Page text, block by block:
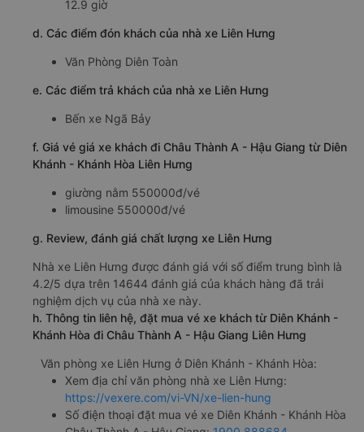
12.9 giờ
d. Các điểm đón khách của nhà xe Liên Hưng
Văn Phòng Diên Toàn
e. Các điểm trả khách của nhà xe Liên Hưng
Bến xe Ngã Bảy
f. Giá vé giá xe khách đi Châu Thành A - Hậu Giang từ Diên
Khánh - Khánh Hòa Liên Hưng
giường nằm 550000đ/vé
limousine 550000đ/vé
g. Review, đánh giá chất lượng xe Liên Hưng
Nhà xe Liên Hưng được đánh giá với số điểm trung bình là
4.2/5 dựa trên 14644 đánh giá của khách hàng đã trải
nghiệm dịch vụ của nhà xe này.
h. Thông tin liên hệ, đặt mua vé xe khách từ Diên Khánh -
Khánh Hòa đi Châu Thành A - Hậu Giang Liên Hưng
Văn phòng xe Liên Hưng ở Diên Khánh - Khánh Hòa:
Xem địa chỉ văn phòng nhà xe Liên Hưng:
https://vexere.com/vi-VN/xe-lien-hung
Số điện thoại đặt mua vé xe Diên Khánh - Khánh Hòa